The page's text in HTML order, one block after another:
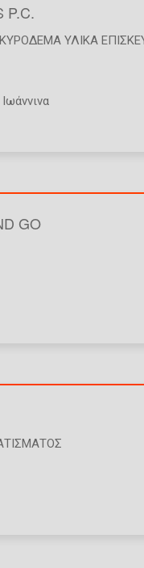
P.C.
ΥΛΙΚΆ
GO